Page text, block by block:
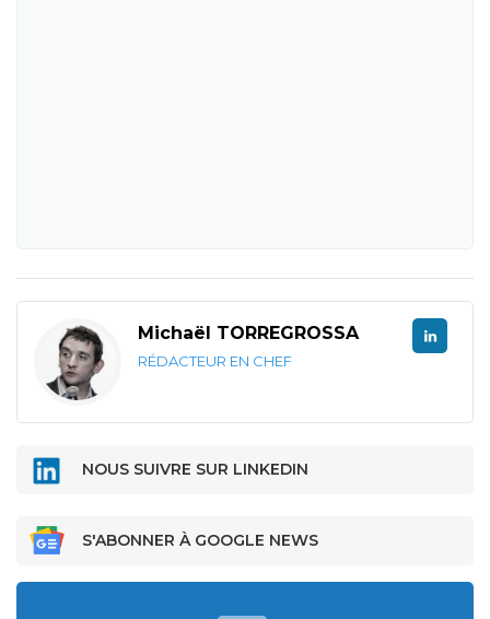
Michaël TORREGROSSA
RÉDACTEUR EN CHEF
NOUS SUIVRE SUR LINKEDIN
S'ABONNER À GOOGLE NEWS